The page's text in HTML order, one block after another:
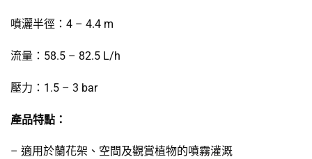
噴灑半徑：4 – 4.4 m
流量：58.5 – 82.5 L/h
壓力：1.5 – 3 bar
產品特點：
– 適用於蘭花架、空間及觀賞植物的噴霧灌溉